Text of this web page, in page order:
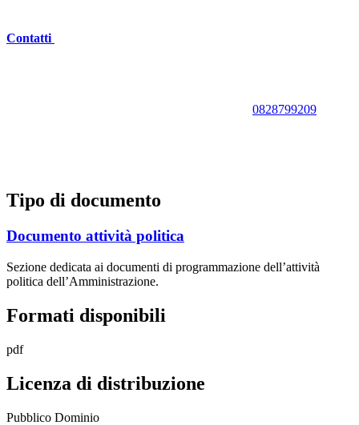
Contatti
0828799209
Tipo di documento
Documento attività politica
Sezione dedicata ai documenti di programmazione dell’attività
politica dell’Amministrazione.
Formati disponibili
pdf
Licenza di distribuzione
Pubblico Dominio